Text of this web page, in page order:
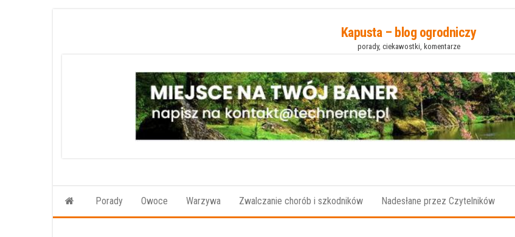
Kapusta – blog ogrodniczy
porady, ciekawostki, komentarze
Porady Owoce Warzywa Zwalczanie chorób i szkodników Nadesłane przez Czytelników